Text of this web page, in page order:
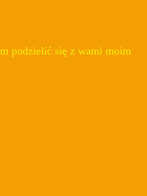
podzielić się z wami moim